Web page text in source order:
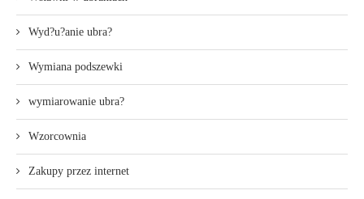
Wyd?u?anie ubra?
Wymiana podszewki
wymiarowanie ubra?
Wzorcownia
Zakupy przez internet